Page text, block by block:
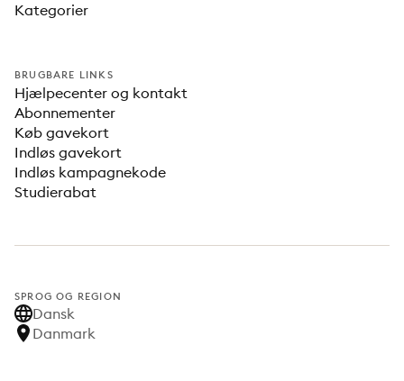
Kategorier
BRUGBARE LINKS
Hjælpecenter og kontakt
Abonnementer
Køb gavekort
Indløs gavekort
Indløs kampagnekode
Studierabat
SPROG OG REGION
Dansk
Danmark